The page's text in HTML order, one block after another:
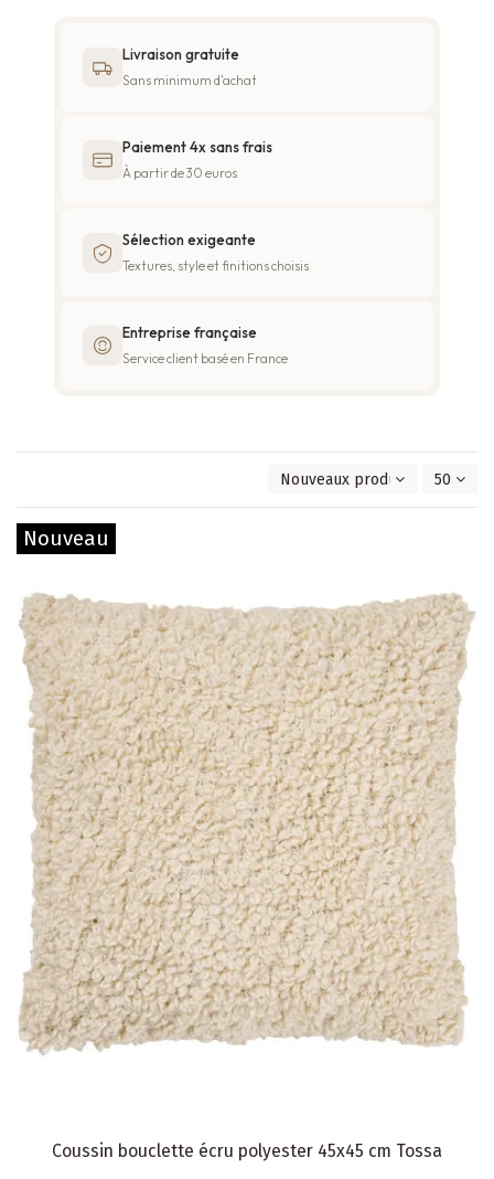
Livraison gratuite
Sans minimum d'achat
Paiement 4x sans frais
À partir de 30 euros
Sélection exigeante
Textures, style et finitions choisis
Entreprise française
Service client basé en France
Nouveaux produits en50
Nouveau
Coussin bouclette écru polyester 45x45 cm Tossa